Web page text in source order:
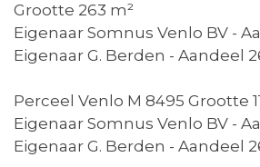
Grootte 263 m²
Eigenaar Somnus Venlo BV -
Eigenaar G. Berden - Aandeel
Perceel Venlo M 8495 Grootte
Eigenaar Somnus Venlo BV -
Eigenaar G. Berden - Aandeel